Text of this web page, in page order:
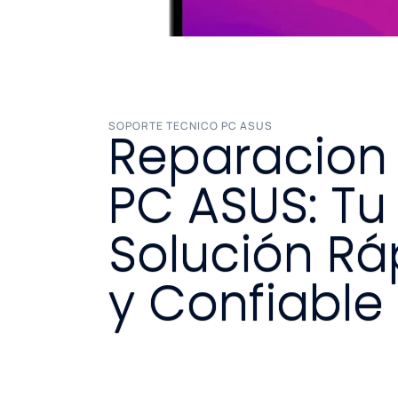
SOPORTE TECNICO PC ASUS
PC ASUS: Tu
Solución
y Confiable